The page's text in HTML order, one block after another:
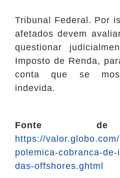
Tribunal Federal. Por
afetados devem
questionar
Imposto de Renda,
conta que se
indevida.
Fonte de
https://
polemica-cobranca-
das-offshores.ghtml